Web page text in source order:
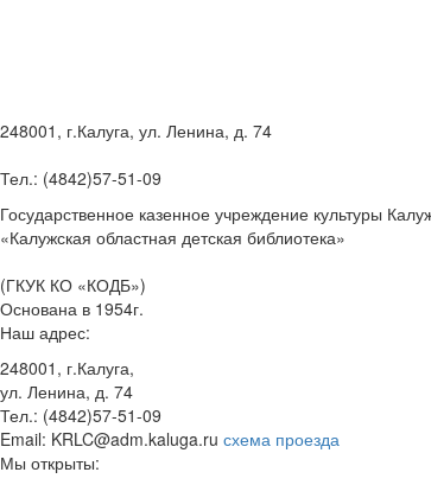
248001, г.Калуга, ул. Ленина, д. 74
Тел.: (4842)57-51-09
Государственное казенное учреждение культуры
«Калужская областная детская библиотека»
(ГКУК КО «КОДБ»)
Основана в 1954г.
Наш адрес:
248001, г.Калуга,
ул. Ленина, д. 74
Тел.: (4842)57-51-09
Email: KRLC@adm.kaluga.ru схема проезда
Мы открыты: